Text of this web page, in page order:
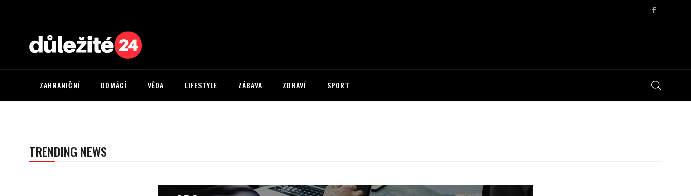
ZAHRANIČNÍ DOMÁCÍ VĚDA LIFESTYLE ZÁBAVA ZDRAVÍ SPORT
TRENDING NEWS